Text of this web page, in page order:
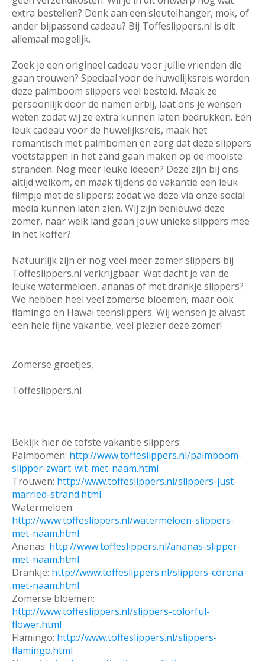
extra bestellen? Denk aan een sleutelhanger, mok, of
ander bijpassend cadeau? Bij Toffeslippers.nl is dit
allemaal mogelijk.
Zoek je een origineel cadeau voor jullie vrienden die
gaan trouwen? Speciaal voor de huwelijksreis worden
deze palmboom slippers veel besteld. Maak ze
persoonlijk door de namen erbij, laat ons je wensen
weten zodat wij ze extra kunnen laten bedrukken. Een
leuk cadeau voor de huwelijksreis, maak het
romantisch met palmbomen en zorg dat deze slippers
voetstappen in het zand gaan maken op de mooiste
stranden. Nog meer leuke ideeën? Deze zijn bij ons
altijd welkom, en maak tijdens de vakantie een leuk
filmpje met de slippers; zodat we deze via onze social
media kunnen laten zien. Wij zijn benieuwd deze
zomer, naar welk land gaan jouw unieke slippers mee
in het koffer?
Natuurlijk zijn er nog veel meer zomer slippers bij
Toffeslippers.nl verkrijgbaar. Wat dacht je van de
leuke watermeloen, ananas of met drankje slippers?
We hebben heel veel zomerse bloemen, maar ook
flamingo en Hawaï teenslippers. Wij wensen je alvast
een hele fijne vakantie, veel plezier deze zomer!
Zomerse groetjes,
Toffeslippers.nl
Bekijk hier de tofste vakantie slippers:
Palmbomen: http://www.toffeslippers.nl/palmboom-
slipper-zwart-wit-met-naam.html
Trouwen: http://www.toffeslippers.nl/slippers-just-
married-strand.html
Watermeloen:
http://www.toffeslippers.nl/watermeloen-slippers-
met-naam.html
Ananas: http://www.toffeslippers.nl/ananas-slipper-
met-naam.html
Drankje: http://www.toffeslippers.nl/slippers-corona-
met-naam.html
Zomerse bloemen:
http://www.toffeslippers.nl/slippers-colorful-
flower.html
Flamingo: http://www.toffeslippers.nl/slippers-
flamingo.html